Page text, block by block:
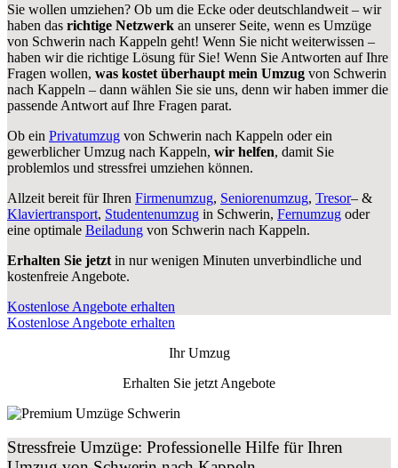
Sie wollen umziehen? Ob um die Ecke oder deutschlandweit – wir
haben das richtige Netzwerk an unserer Seite, wenn es Umzüge
von Schwerin nach Kappeln geht! Wenn Sie nicht weiterwissen –
haben wir die richtige Lösung für Sie! Wenn Sie Antworten auf Ihre
Fragen wollen, was kostet überhaupt mein Umzug von Schwerin
nach Kappeln – dann wählen Sie sie uns, denn wir haben immer die
passende Antwort auf Ihre Fragen parat.
Ob ein Privatumzug von Schwerin nach Kappeln oder ein
gewerblicher Umzug nach Kappeln, wir helfen, damit Sie
problemlos und stressfrei umziehen können.
Allzeit bereit für Ihren Firmenumzug, Seniorenumzug, Tresor– &
Klaviertransport, Studentenumzug in Schwerin, Fernumzug oder
eine optimale Beiladung von Schwerin nach Kappeln.
Erhalten Sie jetzt in nur wenigen Minuten unverbindliche und
kostenfreie Angebote.
Kostenlose Angebote erhalten
Kostenlose Angebote erhalten
Ihr Umzug
Erhalten Sie jetzt Angebote
Stressfreie Umzüge: Professionelle Hilfe für Ihren